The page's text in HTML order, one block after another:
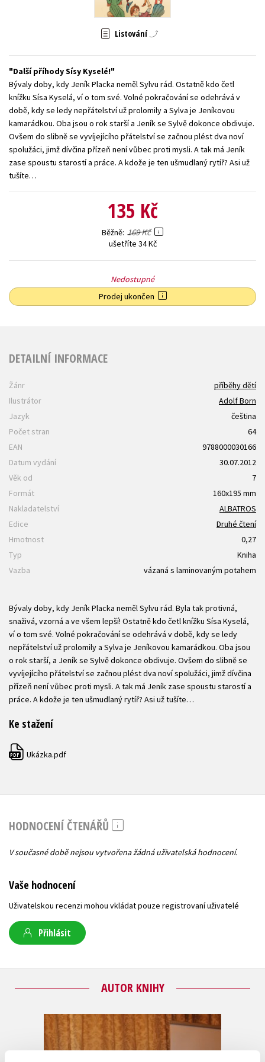
Zahraniční literatura
Listování
Další příhody Sísy Kyselé!
Bývaly doby, kdy Jeník Placka neměl Sylvu rád. Ostatně kdo četl
knížku Sísa Kyselá, ví o tom své. Volné pokračování se odehrává v
době, kdy se ledy nepřátelství už prolomily a Sylva je Jeníkovou
kamarádkou. Oba jsou o rok starší a Jeník se Sylvě dokonce obdivuje.
Ovšem do slibně se vyvíjejícího přátelství se začnou plést dva noví
spolužáci, jimž dívčina přízeň není vůbec proti mysli. A tak má Jeník
zase spoustu starostí a práce. A kdože je ten ušmudlaný rytíř? Asi už
tušíte…
135 Kč
Běžně 169 Kč
ušetříte 34 Kč
Nedostupné
Prodej ukončen
DETAILNÍ INFORMACE
Žánr
příběhy dětí
Ilustrátor
Adolf Born
Jazyk
čeština
Počet stran
64
EAN
9788000030166
Datum vydání
30.07.2012
Věk od
7
Formát
160x195 mm
Nakladatelství
ALBATROS
Edice
Druhé čtení
Hmotnost
0,27
Typ
Kniha
Vazba
vázaná s laminovaným potahem
Bývaly doby, kdy Jeník Placka neměl Sylvu rád. Byla tak protivná,
snaživá, vzorná a ve všem lepší! Ostatně kdo četl knížku Sísa Kyselá,
ví o tom své. Volné pokračování se odehrává v době, kdy se ledy
nepřátelství už prolomily a Sylva je Jeníkovou kamarádkou. Oba jsou
o rok starší, a Jeník se Sylvě dokonce obdivuje. Ovšem do slibně se
vyvíjejícího přátelství se začnou plést dva noví spolužáci, jimž dívčina
přízeň není vůbec proti mysli. A tak má Jeník zase spoustu starostí a
práce. A kdože je ten ušmudlaný rytíř? Asi už tušíte…
Ke stažení
PDF Ukázka.pdf
HODNOCENÍ ČTENÁŘŮ
V současné době nejsou vytvořena žádná uživatelská hodnocení.
Vaše hodnocení
Uživatelskou recenzi mohou vkládat pouze registrovaní uživatelé
Přihlásit
AUTOR KNIHY